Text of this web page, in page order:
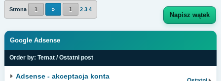
Strona 1 » 1 2 3 4
Napisz wątek
Google Adsense
Order by: Temat /Ostatni post
Adsense - akceptacja konta